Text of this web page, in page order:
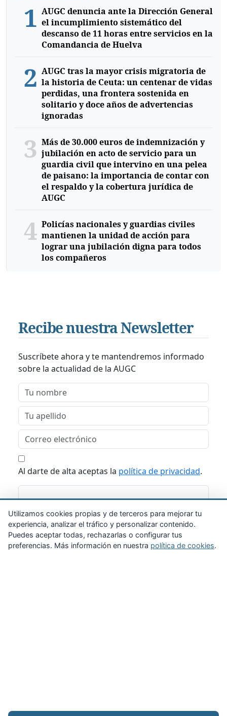
1 AUGC denuncia ante la Dirección General
el incumplimiento sistemático del
descanso de 11 horas entre servicios en la
Comandancia de Huelva
2 AUGC tras la mayor crisis migratoria de
la historia de Ceuta: un centenar de vidas
perdidas, una frontera sostenida en
solitario y doce años de advertencias
ignoradas
3 Más de 30.000 euros de indemnización y
jubilación en acto de servicio para un
guardia civil que intervino en una pelea
de paisano: la importancia de contar con
el respaldo y la cobertura jurídica de
AUGC
4 Policías nacionales y guardias civiles
mantienen la unidad de acción para
lograr una jubilación digna para todos
los compañeros
Recibe nuestra Newsletter
Suscríbete ahora y te mantendremos informado
sobre la actualidad de la AUGC
Al darte de alta aceptas la política de privacidad.
Suscribirme
Aviso legal · Cookies · Configurar cookies · Privacidad · Contacto
Utilizamos cookies propias y de terceros para mejorar tu
experiencia, analizar el tráfico y personalizar contenido.
Puedes aceptar todas, rechazarlas o configurar tus
preferencias. Más información en nuestra política de cookies.